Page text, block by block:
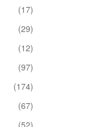
(17)
(29)
(12)
(97)
(174)
(67)